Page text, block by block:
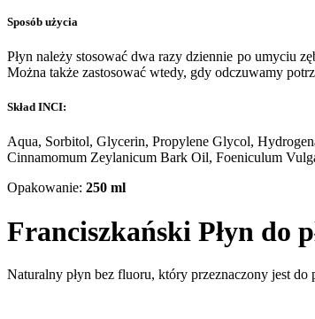
Sposób użycia
Płyn należy stosować dwa razy dziennie po umyciu
Można także zastosować wtedy, gdy odczuwamy
Skład INCI:
Aqua, Sorbitol, Glycerin, Propylene Glycol,
Cinnamomum Zeylanicum Bark Oil, Foeniculum
Opakowanie: 250 ml
Franciszkański Płyn do
Naturalny płyn bez fluoru, który przeznaczony jest